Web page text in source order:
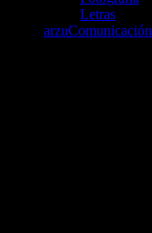
Letras
arzuComunicación